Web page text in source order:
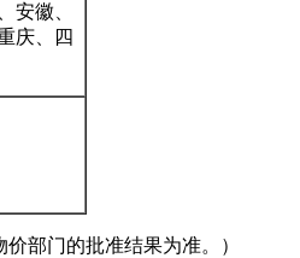
安徽、
庆、四
部门的批准结果为准。）